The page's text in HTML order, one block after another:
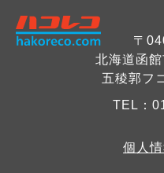
〒
北海道函
五稜郭フ
TEL：
個人